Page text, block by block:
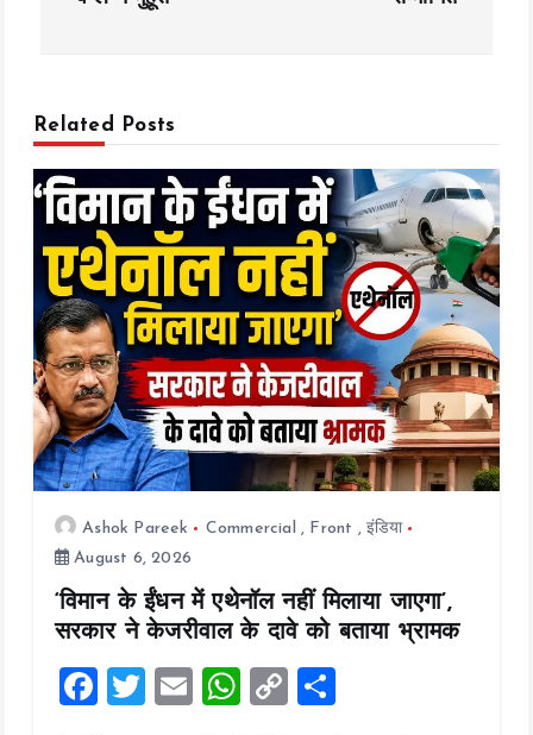
v
o
n
Related Posts
Ashok Pareek Commercial , Front ,इंडिया
August 6, 2026
‘विमान के ईंधन में एथेनॉल नहीं मिलाया जाएगा’,
सरकार ने केजरीवाल के दावे को बताया भ्रामक
F
T
E
W
C